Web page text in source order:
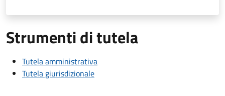
Strumenti di tutela
Tutela amministrativa
Tutela giurisdizionale